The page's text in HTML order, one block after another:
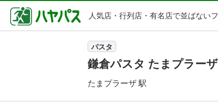
人気店・行列店・ 有名店で並ばない
パスタ
鎌倉パスタ たまプラー
たまプラーザ 駅